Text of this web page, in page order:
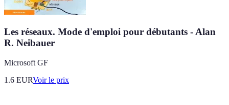
Les réseaux. Mode d'emploi pour débutants - Alan
R. Neibauer
Microsoft GF
1.6 EURVoir le prix